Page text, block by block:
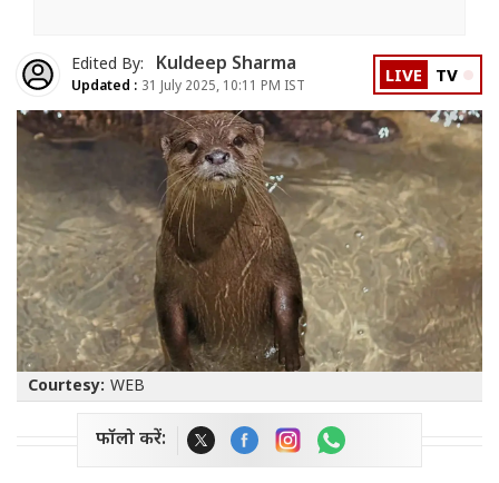
Edited By: Kuldeep Sharma
Updated : 31 July 2025, 10:11 PM IST LIVE TV
Courtesy: WEB
फॉलो करें: